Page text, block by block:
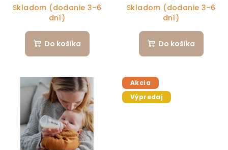
silikónový prietok, pre
dievčatá, 0m+
Skladom (dodanie 3-6
dní)
Do košíka
ml neutral 0m+
Skladom (dodanie 3-6
dní)
Do košíka
Akcia
Výpredaj